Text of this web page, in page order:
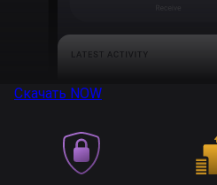
Скачать NOW